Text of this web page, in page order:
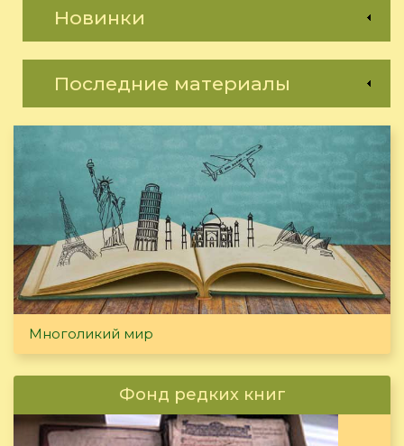
Новинки
Последние материалы
Многоликий мир
Фонд редких книг